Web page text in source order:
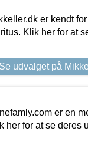
er kendt
Klik her for at
Se udvalget på
er en
her for at se deres